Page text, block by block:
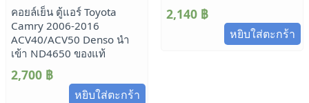
คอยล์เย็น ตู้แอร์ Toyota
Camry 2006-2016
ACV40/ACV50 Denso นำ
เข้า ND4650 ของแท้
2,700 ฿
หยิบใส่ตะกร้า
2,140 ฿
หยิบใส่ตะกร้า